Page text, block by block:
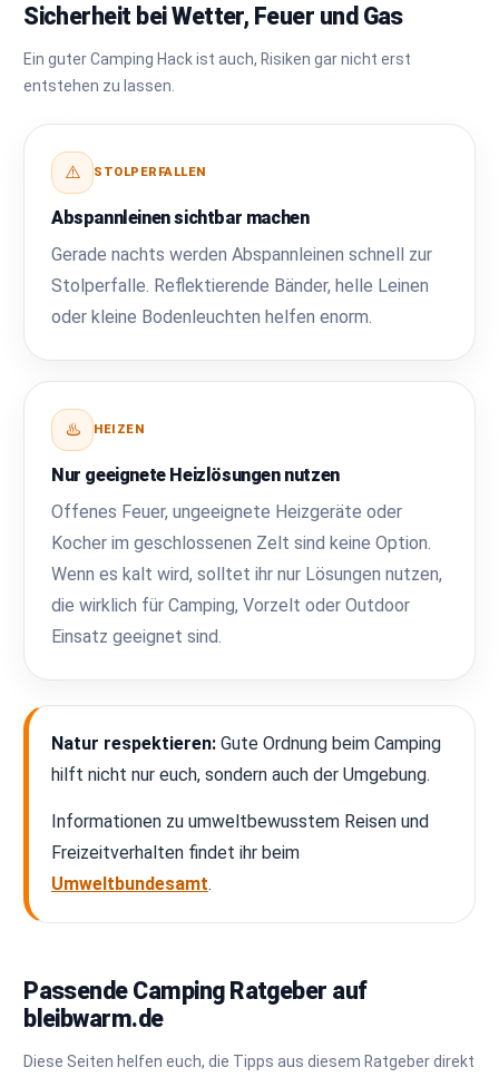
Sicherheit bei Wetter, Feuer und Gas
Ein guter Camping Hack ist auch, Risiken gar nicht erst
entstehen zu lassen.
⚠️ STOLPERFALLEN
Abspannleinen sichtbar machen
Gerade nachts werden Abspannleinen schnell zur
Stolperfalle. Reflektierende Bänder, helle Leinen
oder kleine Bodenleuchten helfen enorm.
♨️ HEIZEN
Nur geeignete Heizlösungen nutzen
Offenes Feuer, ungeeignete Heizgeräte oder
Kocher im geschlossenen Zelt sind keine Option.
Wenn es kalt wird, solltet ihr nur Lösungen nutzen,
die wirklich für Camping, Vorzelt oder Outdoor
Einsatz geeignet sind.
Natur respektieren: Gute Ordnung beim Camping
hilft nicht nur euch, sondern auch der Umgebung.
Informationen zu umweltbewusstem Reisen und
Freizeitverhalten findet ihr beim
Umweltbundesamt.
Passende Camping Ratgeber auf
bleibwarm.de
Diese Seiten helfen euch, die Tipps aus diesem Ratgeber direkt